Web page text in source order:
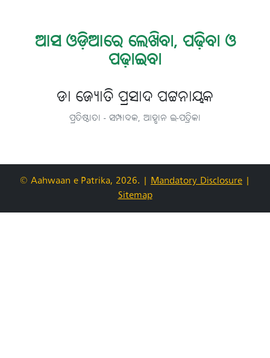
ଆସ ଓଡ଼ିଆରେ ଲେଖିବା, ପଢ଼ିବା ଓ
ପଢ଼ାଇବା
ଡା ଜ୍ୟୋତି ପ୍ରସାଦ ପଟ୍ଟନାୟକ
ପ୍ରତିଷ୍ଠାତା - ସମ୍ପାଦକ, ଆହ୍ବାନ ଇ-ପତ୍ରିକା
© Aahwaan e-Patrika, 2026. | Mandatory Disclosure |
Sitemap